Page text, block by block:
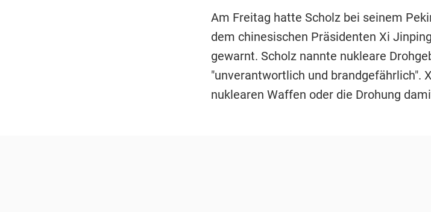
Am Freitag hatte Scholz bei seinem
dem chinesischen Präsidenten Xi
gewarnt. Scholz nannte nukleare
"unverantwortlich und brandgefährlich".
nuklearen Waffen oder die Drohung